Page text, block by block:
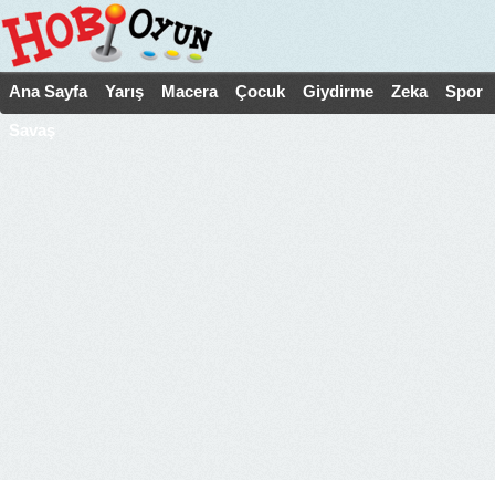
Ana Sayfa Yarış Macera Çocuk Giydirme Zeka Spor